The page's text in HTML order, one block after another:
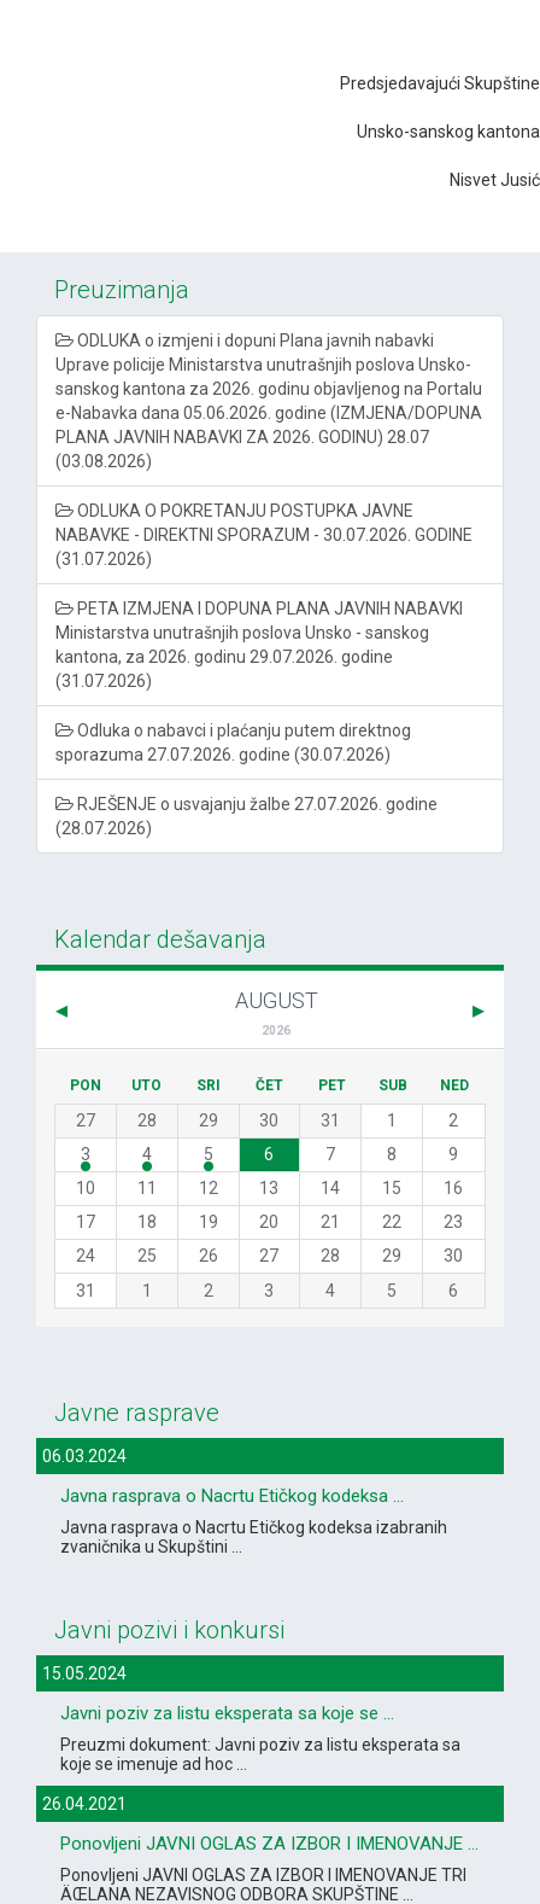
Predsjedavajući Skupštine
Unsko-sanskog kantona
Nisvet Jusić
Preuzimanja
ODLUKA o izmjeni i dopuni Plana javnih nabavki
Uprave policije Ministarstva unutrašnjih poslova Unsko-
sanskog kantona za 2026. godinu objavljenog na Portalu
e-Nabavka dana 05.06.2026. godine (IZMJENA/DOPUNA
PLANA JAVNIH NABAVKI ZA 2026. GODINU) 28.07
(03.08.2026)
ODLUKA O POKRETANJU POSTUPKA JAVNE
NABAVKE - DIREKTNI SPORAZUM - 30.07.2026. GODINE
(31.07.2026)
PETA IZMJENA I DOPUNA PLANA JAVNIH NABAVKI
Ministarstva unutrašnjih poslova Unsko - sanskog
kantona, za 2026. godinu 29.07.2026. godine
(31.07.2026)
Odluka o nabavci i plaćanju putem direktnog
sporazuma 27.07.2026. godine (30.07.2026)
RJEŠENJE o usvajanju žalbe 27.07.2026. godine
(28.07.2026)
Kalendar dešavanja
AUGUST
2026
PON UTO SRI ČET PET SUB NED
27 28 29 30 31 1
2
3
4 5 6 7 8
9
10
11 12 13 14 15
16
17
18 19 20 21 22
23
24
25 26 27 28 29
30
31
1 2 3 4 5 6
Javne rasprave
06.03.2024
Javna rasprava o Nacrtu Etičkog kodeksa ...
Javna rasprava o Nacrtu Etičkog kodeksa izabranih
zvaničnika u Skupštini ...
Javni pozivi i konkursi
15.05.2024
Javni poziv za listu eksperata sa koje se ...
Preuzmi dokument: Javni poziv za listu eksperata sa
koje se imenuje ad hoc ...
26.04.2021
Ponovljeni JAVNI OGLAS ZA IZBOR I IMENOVANJE ...
Ponovljeni JAVNI OGLAS ZA IZBOR I IMENOVANJE TRI
ÄŒLANA NEZAVISNOG ODBORA SKUPŠTINE ...